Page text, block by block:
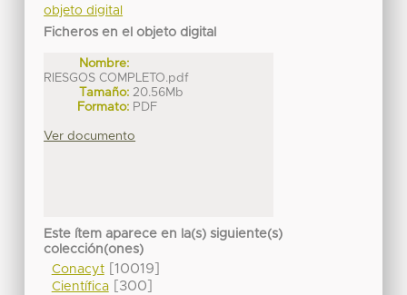
objeto digital
Ficheros en el objeto digital
Nombre:
RIESGOS COMPLETO.pdf
Tamaño: 20.56Mb
Formato: PDF
Ver documento
Este ítem aparece en la(s) siguiente(s)
colección(ones)
Conacyt[10019]
Científica[300]